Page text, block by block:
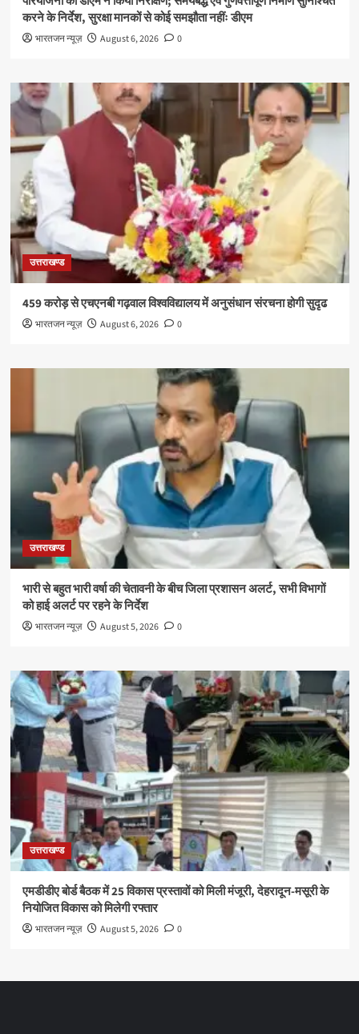
करने के निर्देश, सुरक्षा मानकों से कोई समझौता नहींः डीएम
भारतजन न्यूज़ August 6, 2026 0
उत्तराखण्ड
459 करोड़ से एचएनबी गढ़वाल विश्वविद्यालय में अनुसंधान संरचना होगी सुदृढ
भारतजन न्यूज़ August 6, 2026 0
उत्तराखण्ड
भारी से बहुत भारी वर्षा की चेतावनी के बीच जिला प्रशासन अलर्ट, सभी विभागों
को हाई अलर्ट पर रहने के निर्देश
भारतजन न्यूज़ August 5, 2026 0
उत्तराखण्ड
एमडीडीए बोर्ड बैठक में 25 विकास प्रस्तावों को मिली मंजूरी, देहरादून-मसूरी के
नियोजित विकास को मिलेगी रफ्तार
भारतजन न्यूज़ August 5, 2026 0